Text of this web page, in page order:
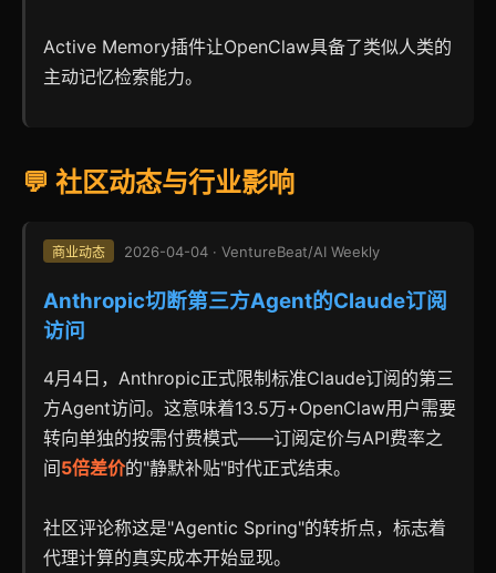
Active Memory插件让OpenClaw具备了类似人类的
主动记忆检索能力。
💬 社区动态与行业影响
商业动态 2026-04-04 · VentureBeat/AI Weekly
Anthropic切断第三方Agent的Claude订阅
访问
4月4日，Anthropic正式限制标准Claude订阅的第三
方Agent访问。这意味着13.5万+OpenClaw用户需要
转向单独的按需付费模式——订阅定价与API费率之
间5倍差价的"静默补贴"时代正式结束。
社区评论称这是"Agentic Spring"的转折点，标志着
代理计算的真实成本开始显现。